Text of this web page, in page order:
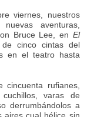
viernes, nuestros
aventuras,
Bruce Lee, en El
cinco cintas del
en el teatro hasta
rufianes,
varas de
derrumbándolos a